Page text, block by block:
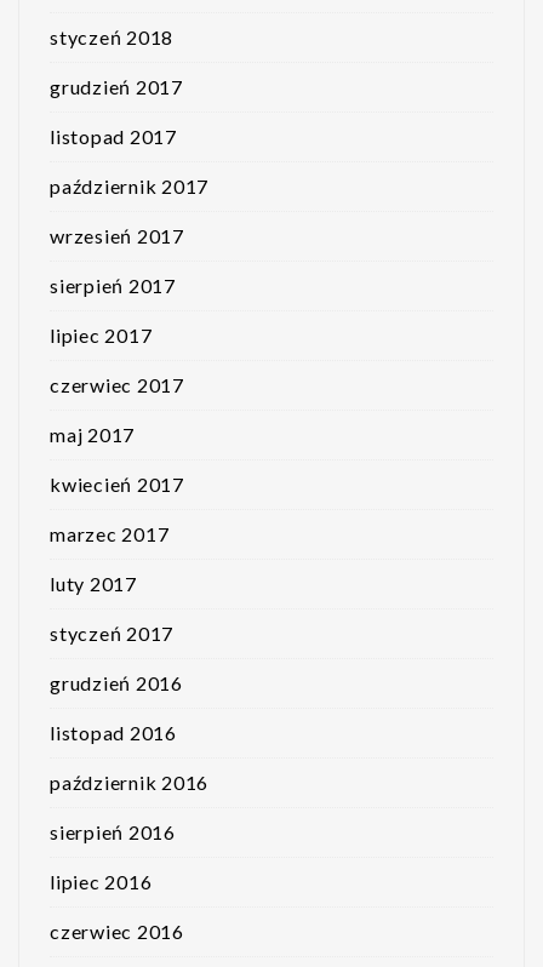
styczeń 2018
grudzień 2017
listopad 2017
październik 2017
wrzesień 2017
sierpień 2017
lipiec 2017
czerwiec 2017
maj 2017
kwiecień 2017
marzec 2017
luty 2017
styczeń 2017
grudzień 2016
listopad 2016
październik 2016
sierpień 2016
lipiec 2016
czerwiec 2016